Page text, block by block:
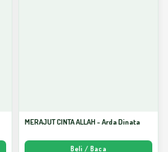
MERAJUT CINTA ALLAH - Arda Dinata
Beli / Baca